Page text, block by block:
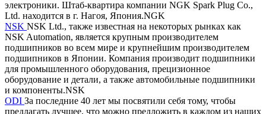
электроники. Штаб-квартира компании NGK Spark Plug Co.,
Ltd. находится в г. Нагоя, Япония.NGK
NSK NSK Ltd., также известная на некоторых рынках как
NSK Automation, является крупным производителем
подшипников во всем мире и крупнейшим производителем
подшипников в Японии. Компания производит подшипники
для промышленного оборудования, прецизионное
оборудование и детали, а также автомобильные подшипники
и компоненты.NSK
ODI За последние 40 лет мы посвятили себя тому, чтобы
предлагать лучшее, что можно предложить в каждом из наших